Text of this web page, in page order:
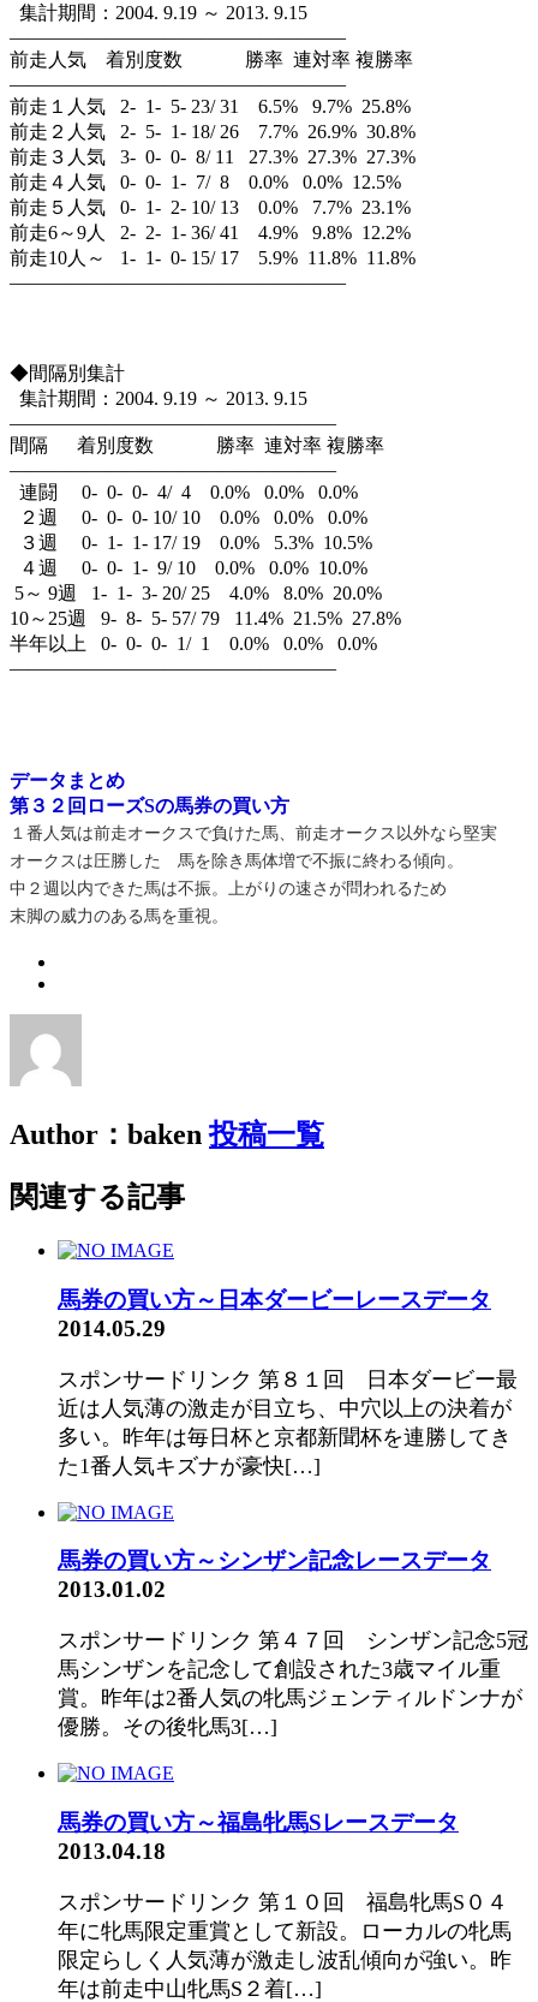
集計期間：2004. 9.19 ～ 2013. 9.15
—————————————————–
前走人気 着別度数 勝率 連対率 複勝率
—————————————————–
前走１人気 2- 1- 5- 23/ 31 6.5% 9.7% 25.8%
前走２人気 2- 5- 1- 18/ 26 7.7% 26.9% 30.8%
前走３人気 3- 0- 0- 8/ 11 27.3% 27.3% 27.3%
前走４人気 0- 0- 1- 7/ 8 0.0% 0.0% 12.5%
前走５人気 0- 1- 2- 10/ 13 0.0% 7.7% 23.1%
前走6～9人 2- 2- 1- 36/ 41 4.9% 9.8% 12.2%
前走10人～ 1- 1- 0- 15/ 17 5.9% 11.8% 11.8%
—————————————————–
◆間隔別集計
集計期間：2004. 9.19 ～ 2013. 9.15
—————————————————
間隔 着別度数 勝率 連対率 複勝率
—————————————————
連闘 0- 0- 0- 4/ 4 0.0% 0.0% 0.0%
２週 0- 0- 0- 10/ 10 0.0% 0.0% 0.0%
３週 0- 1- 1- 17/ 19 0.0% 5.3% 10.5%
４週 0- 0- 1- 9/ 10 0.0% 0.0% 10.0%
5～ 9週 1- 1- 3- 20/ 25 4.0% 8.0% 20.0%
10～25週 9- 8- 5- 57/ 79 11.4% 21.5% 27.8%
半年以上 0- 0- 0- 1/ 1 0.0% 0.0% 0.0%
—————————————————
データまとめ
第３２回ローズSの馬券の買い方
１番人気は前走オークスで負けた馬、前走オークス以外なら堅実
オークスは圧勝した 馬を除き馬体増で不振に終わる傾向。
中２週以内できた馬は不振。上がりの速さが問われるため
末脚の威力のある馬を重視。
Author：baken投稿一覧
関連する記事
馬券の買い方～日本ダービーレースデータ
2014.05.29
スポンサードリンク 第８１回 日本ダービー最
近は人気薄の激走が目立ち、中穴以上の決着が
多い。昨年は毎日杯と京都新聞杯を連勝してき
た1番人気キズナが豪快[…]
馬券の買い方～シンザン記念レースデータ
2013.01.02
スポンサードリンク 第４７回 シンザン記念5冠
馬シンザンを記念して創設された3歳マイル重
賞。昨年は2番人気の牝馬ジェンティルドンナが
優勝。その後牝馬3[…]
馬券の買い方～福島牝馬Sレースデータ
2013.04.18
スポンサードリンク 第１０回 福島牝馬S０４
年に牝馬限定重賞として新設。ローカルの牝馬
限定らしく人気薄が激走し波乱傾向が強い。昨
年は前走中山牝馬S２着[…]